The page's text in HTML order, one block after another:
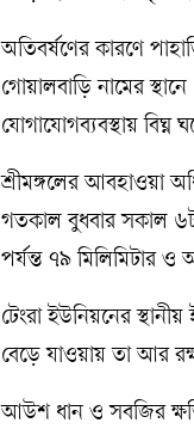
অতিবর্ষণের কারণে
গোয়ালবাড়ি নামের
যোগাযোগব্যবস্থায় বিঘ্ন
শ্রীমঙ্গলের আবহাওয়া
গতকাল বুধবার সকাল
পর্যন্ত ৭৯ মিলিমিটার ও
টেংরা ইউনিয়নের
বেড়ে যাওয়ায় তা আর
আউশ ধান ও সবজির